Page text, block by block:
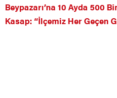
Beypazarı’na 10 Ayda 500
Kasap: “İlçemiz Her Geçen